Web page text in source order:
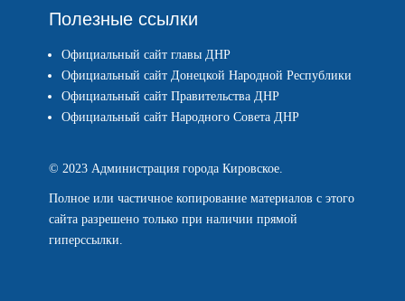
Полезные ссылки
Официальный сайт главы ДНР
Официальный сайт Донецкой Народной Республики
Официальный сайт Правительства ДНР
Официальный сайт Народного Совета ДНР
© 2023 Администрация города Кировское.
Полное или частичное копирование материалов с этого
сайта разрешено только при наличии прямой
гиперссылки.